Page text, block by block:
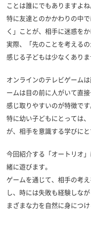
ことは誰にでもありますよね
特に友達とのかかわりの中
く」ことが、相手に迷惑を
実際、「先のことを考える
感じる子どもは少なくありま
オンラインのテレビゲーム
ームは目の前に人がいて直
感じ取りやすいのが特徴です
特に幼い子どもにとっては
が、相手を意識する学びにと
今回紹介する「オートリオ
緒に遊びます。
ゲームを通じて、相手の考
し、時には失敗も経験しな
まざまな力を自然に身につけ